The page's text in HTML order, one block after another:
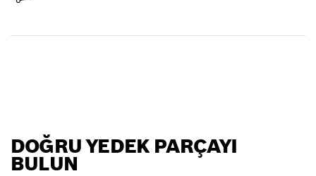
DOĞRU YEDEK PARÇAYI
BULUN